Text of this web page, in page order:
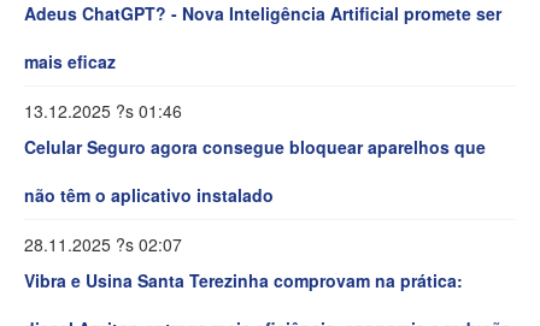
Adeus ChatGPT? - Nova Inteligência Artificial promete ser
mais eficaz
13.12.2025 ?s 01:46
Celular Seguro agora consegue bloquear aparelhos que
não têm o aplicativo instalado
28.11.2025 ?s 02:07
Vibra e Usina Santa Terezinha comprovam na prática: